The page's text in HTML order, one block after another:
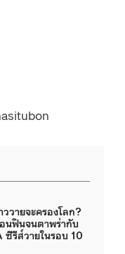
วายจะครองโลก?
นฟินจนตาพร่ากับ
ซีรีส์วายในรอบ 10